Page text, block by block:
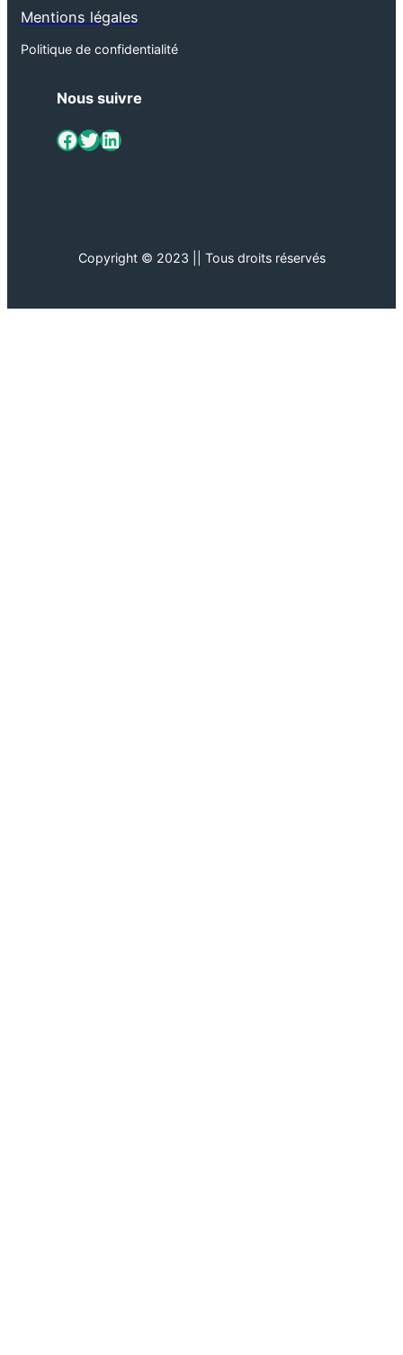
Mentions légales
Politique de confidentialité
Nous suivre
ViaMétiers sur Facebook Twitter LinkedIn
Copyright © 2023 || Tous droits réservés